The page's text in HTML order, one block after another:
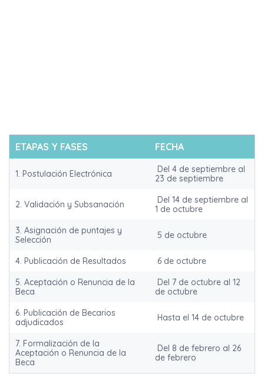
ETAPAS Y FASES FECHA
1. Postulación Electrónica
Del 4 de septiembre al
23 de septiembre
2. Validación y Subsanación
Del 14 de septiembre al
1 de octubre
3. Asignación de puntajes y
Selección
5 de octubre
4. Publicación de Resultados
6 de octubre
5. Aceptación o Renuncia de la
Beca
Del 7 de octubre al 12
de octubre
6. Publicación de Becarios
adjudicados
Hasta el 14 de octubre
7. Formalización de la
Aceptación o Renuncia de la
Beca
Del 8 de febrero al 26
de febrero